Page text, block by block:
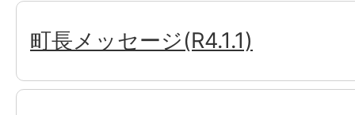
町長メッセージ(R4.1.1)